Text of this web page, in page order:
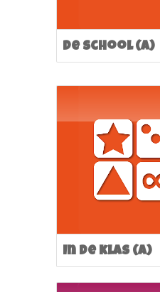
De school (A)
In de klas (A)